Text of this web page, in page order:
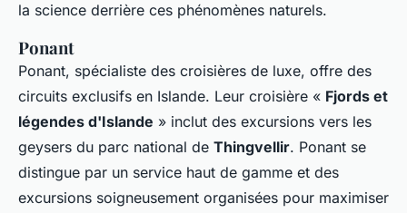
la science derrière ces phénomènes naturels.
Ponant
Ponant, spécialiste des croisières de luxe, offre des
circuits exclusifs en Islande. Leur croisière « Fjords et
légendes d'Islande » inclut des excursions vers les
geysers du parc national de Thingvellir. Ponant se
distingue par un service haut de gamme et des
excursions soigneusement organisées pour maximiser